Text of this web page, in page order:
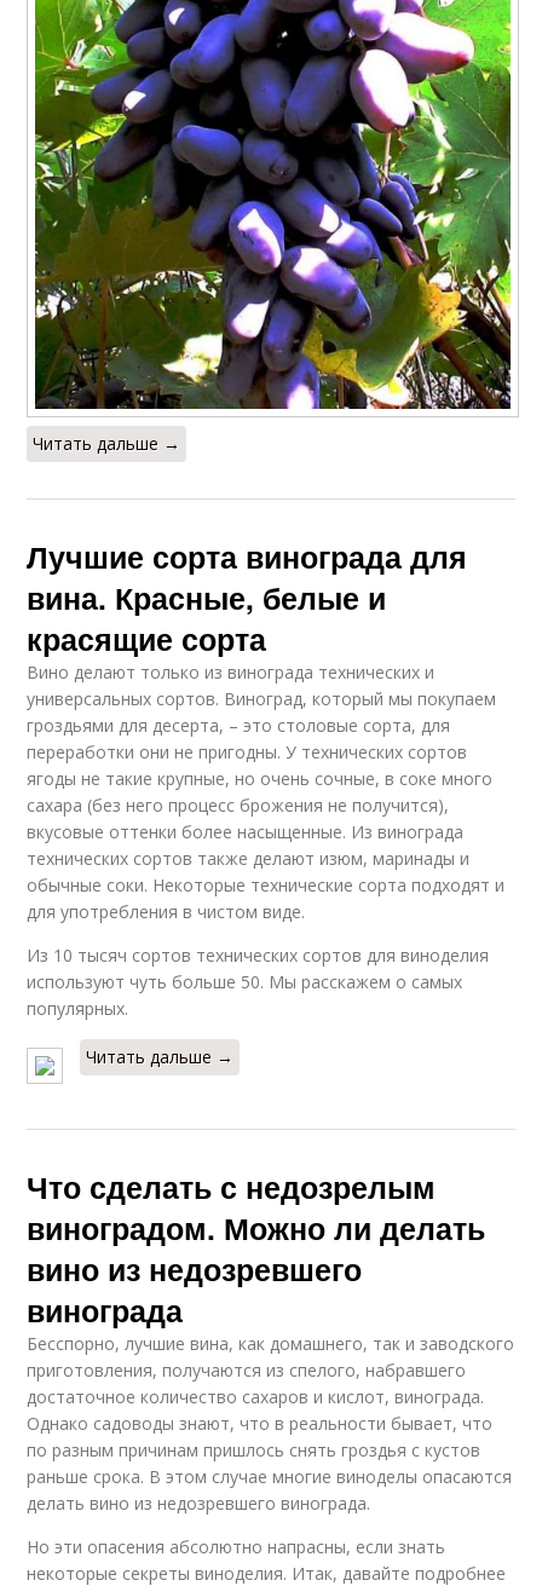
Читать дальше →
Лучшие сорта винограда для
вина. Красные, белые и
красящие сорта
Вино делают только из винограда технических и
универсальных сортов. Виноград, который мы покупаем
гроздьями для десерта, – это столовые сорта, для
переработки они не пригодны. У технических сортов
ягоды не такие крупные, но очень сочные, в соке много
сахара (без него процесс брожения не получится),
вкусовые оттенки более насыщенные. Из винограда
технических сортов также делают изюм, маринады и
обычные соки. Некоторые технические сорта подходят и
для употребления в чистом виде.
Из 10 тысяч сортов технических сортов для виноделия
используют чуть больше 50. Мы расскажем о самых
популярных.
Читать дальше →
Что сделать с недозрелым
виноградом. Можно ли делать
вино из недозревшего
винограда
Бесспорно, лучшие вина, как домашнего, так и заводского
приготовления, получаются из спелого, набравшего
достаточное количество сахаров и кислот, винограда.
Однако садоводы знают, что в реальности бывает, что
по разным причинам пришлось снять гроздья с кустов
раньше срока. В этом случае многие виноделы опасаются
делать вино из недозревшего винограда.
Но эти опасения абсолютно напрасны, если знать
некоторые секреты виноделия. Итак, давайте подробнее